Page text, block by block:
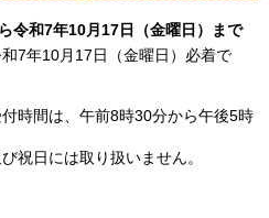
令和7年10月17日（金曜日）まで
7年10月17日（金曜日）必着で
時間は、午前8時30分から午後5時
祝日には取り扱いません。